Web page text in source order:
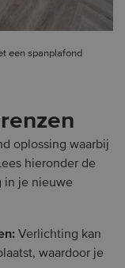
een spanplafond
oplossing waarbij
hieronder de
in je nieuwe
Verlichting kan
waardoor je